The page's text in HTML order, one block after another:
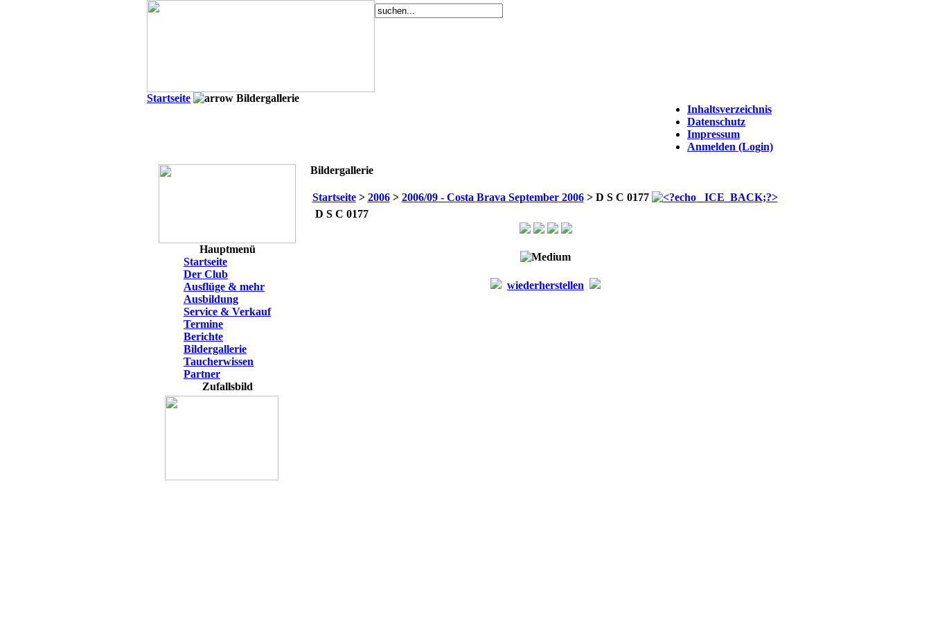
Startseite
Bildergallerie
Inhaltsverzeichnis
Datenschutz
Impressum
Anmelden (Login)
Hauptmenü
Startseite
Der Club
Ausflüge & mehr
Ausbildung
Service & Verkauf
Termine
Berichte
Bildergallerie
Taucherwissen
Partner
Zufallsbild
Bildergallerie
Startseite> 2006> 2006/09 - Costa Brava September 2006> D S C 0177
D S C 0177
wiederherstellen